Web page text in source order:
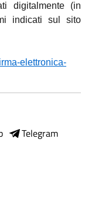
digitalmente (in
indicati sul sito
elettronica-
Telegram